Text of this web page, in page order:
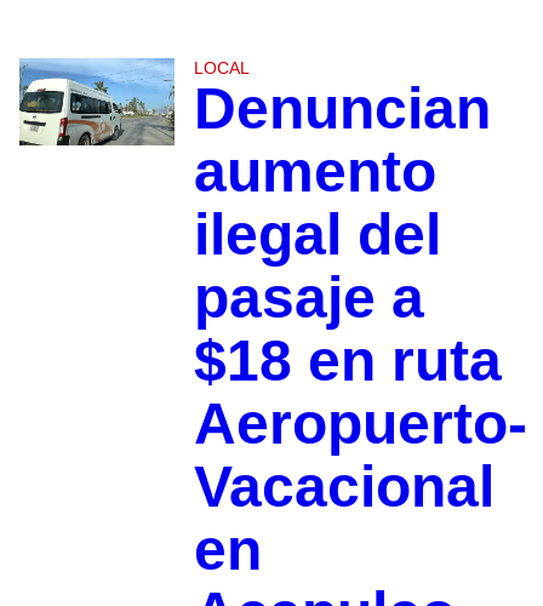
LOCAL
Denuncian
aumento
ilegal del
pasaje a
$18 en ruta
Aeropuerto-
Vacacional
en